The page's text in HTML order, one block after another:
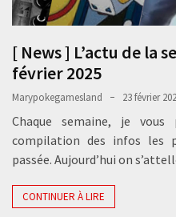
[ News ] L’actu de la
février 2025
Marypokegamesland 23 février
Chaque semaine, je
compilation des infos les
passée. Aujourd’hui on
CONTINUER À LIRE